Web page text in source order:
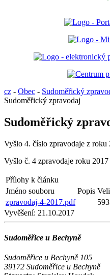
cz - Obec - Sudoměřický
Sudoměřický zpravodaj
Sudoměřický
Vyšlo 4. číslo zpravodaje z roku
Vyšlo č. 4 zpravodaje roku 2017
Přílohy k článku
Jméno souboru
Popis
zpravodaj-4-2017.pdf
Vyvěšení: 21.10.2017
Sudoměřice u Bechyně
Sudoměřice u Bechyně 105
39172 Sudoměřice u Bechyně